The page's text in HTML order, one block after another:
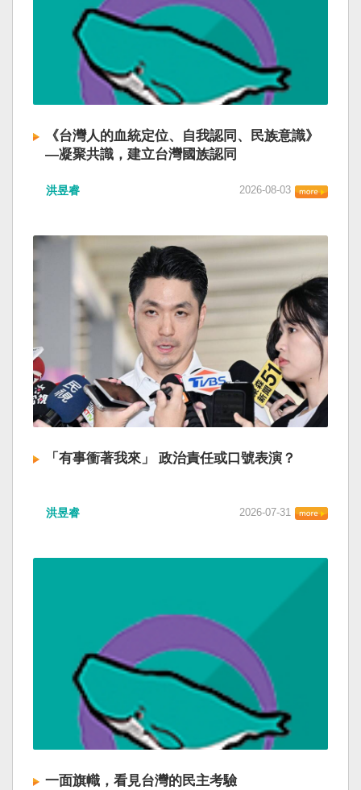
《台灣人的血統定位、自我認同、民族意識》
—凝聚共識，建立台灣國族認同
洪昱睿 2026-08-03
「有事衝著我來」 政治責任或口號表演？
洪昱睿 2026-07-31
一面旗幟，看見台灣的民主考驗